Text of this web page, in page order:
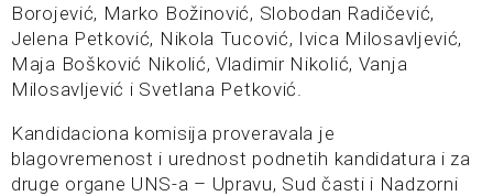
Borojević, Marko Božinović, Slobodan Radičević,
Jelena Petković, Nikola Tucović, Ivica Milosavljević,
Maja Bošković Nikolić, Vladimir Nikolić, Vanja
Milosavljević i Svetlana Petković.
Kandidaciona komisija proveravala je
blagovremenost i urednost podnetih kandidatura i za
druge organe UNS-a – Upravu, Sud časti i Nadzorni